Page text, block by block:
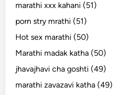
marathi xxx kahani (51)
porn stry mrathi (51)
Hot sex marathi (50)
Marathi madak katha (50)
jhavajhavi cha goshti (49)
marathi zavazavi katha (49)